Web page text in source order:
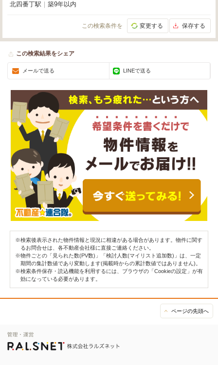
北四番丁駅 築9年以内
この検索条件を 変更する 保存する
この検索結果をシェア
メールで送る LINEで送る
※検索後表示された物件情報と現況に相違がある場合があります。物件に関す
るお問合せは、各不動産会社様に直接ご連絡ください。
※物件ごとの「見られた数(PV数)」「検討人数(マイリスト追加数)」は、一定
期間の集計数値であり変動します(掲載時からの累計数値ではありません)。
※検索条件保存・読込機能を利用するには、ブラウザの「Cookieの設定」が有
効になっている必要があります。
ページの先頭へ